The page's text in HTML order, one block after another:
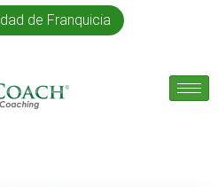
de Franquicia